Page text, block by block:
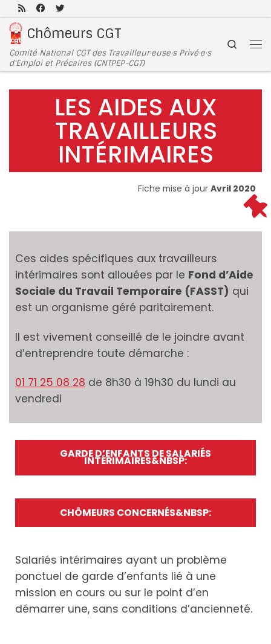
Passer au contenu
Chômeurs CGT
Comité National CGT des Travailleur·euse·s Privé·e·s
d'Emploi et Précaires (CNTPEP-CGT)
Search
LES AIDES AUX
TRAVAILLEURS
INTÉRIMAIRES
Fiche mise à jour Avril 2020
Ces aides spécifiques aux travailleurs
intérimaires sont allouées par le Fond d’Aide
Sociale du Travail Temporaire (FASST) qui
est un organisme géré paritairement.
Il est vivement conseillé de le joindre avant
d’entreprendre toute démarche :
01 71 25 08 28 de 8h30 à 19h30 du lundi au
vendredi
GARDE D’ENFANTS DE SALARIÉS
INTÉRIMAIRES&NBSP:
CHÔMEURS CONCERNÉS&NBSP:
Salariés intérimaires ayant un problème
ponctuel de garde d’enfants lié à une
mission en cours ou sur le point d’en
démarrer une, sans conditions d’ancienneté.